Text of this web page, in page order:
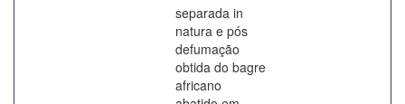
separada in
natura e pós
defumação
obtida do bagre
africano